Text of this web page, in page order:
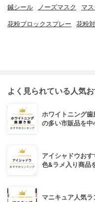
鍼シール ノーズマスク マ
花粉ブロックスプレー 花粉
よく見られている人気
ホワイトニング
の多い市販品を中
アイシャドウお
色&ラメ入り商品
マニキュア人気